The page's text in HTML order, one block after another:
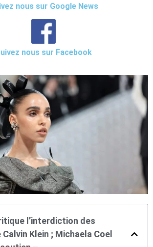
nous sur Google News
nous sur Facebook
l’interdiction des
Klein ; Michaela Coel